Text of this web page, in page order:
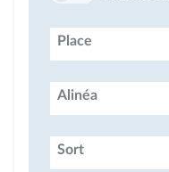
Place
Alinéa
Sort